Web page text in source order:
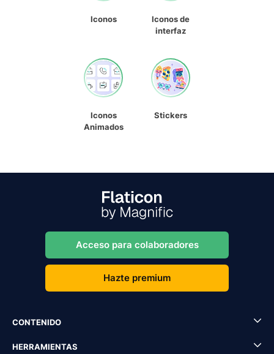
Iconos
Iconos de
interfaz
Iconos
Animados
Stickers
Acceso para colaboradores
Hazte premium
CONTENIDO
HERRAMIENTAS